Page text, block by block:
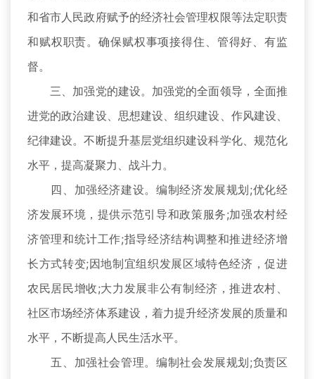
和省市人民政府赋予的经济社会管理权限等法定职责
和赋权职责。确保赋权事项接得住、管得好、有监
督。
三、加强党的建设。加强党的全面领导，全面推
进党的政治建设、思想建设、组织建设、作风建设、
纪律建设。不断提升基层党组织建设科学化、规范化
水平，提高凝聚力、战斗力。
四、加强经济建设。编制经济发展规划;优化经
济发展环境，提供示范引导和政策服务;加强农村经
济管理和统计工作;指导经济结构调整和推进经济增
长方式转变;因地制宜组织发展区域特色经济，促进
农民居民增收;大力发展非公有制经济，推进农村、
社区市场经济体系建设，着力提升经济发展的质量和
水平，不断提高人民生活水平。
五、加强社会管理。编制社会发展规划;负责区